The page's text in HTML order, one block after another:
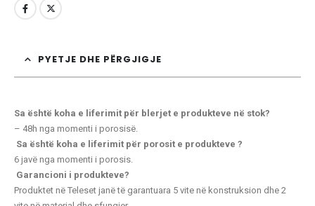
PYETJE DHE PËRGJIGJE
Sa është koha e liferimit për blerjet e produkteve në stok?
– 48h nga momenti i porosisë.
Sa është koha e liferimit për porosit e produkteve ?
6 javë nga momenti i porosis.
Garancioni i produkteve?
Produktet në Teleset janë të garantuara 5 vite në konstruksion dhe 2